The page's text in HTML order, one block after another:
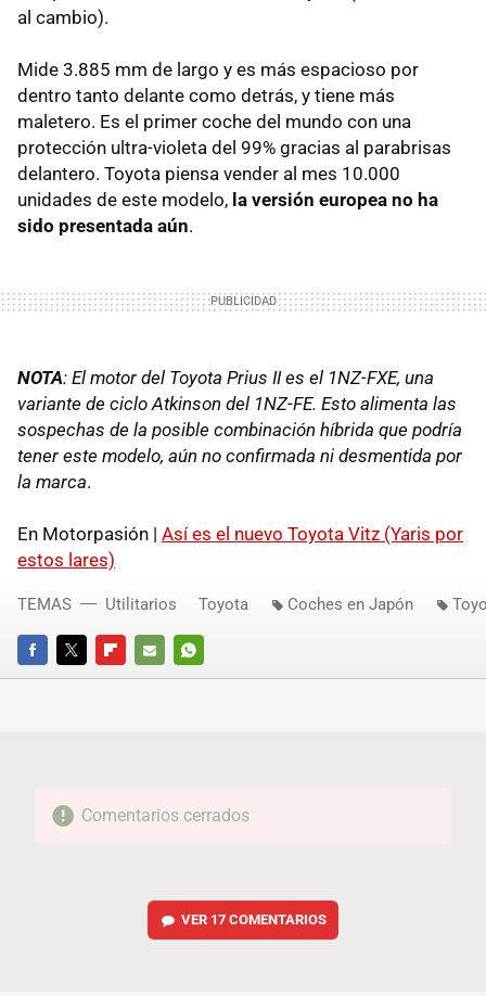
al cambio).
Mide 3.885 mm de largo y es más espacioso por
dentro tanto delante como detrás, y tiene más
maletero. Es el primer coche del mundo con una
protección ultra-violeta del 99% gracias al parabrisas
delantero. Toyota piensa vender al mes 10.000
unidades de este modelo, la versión europea no ha
sido presentada aún.
NOTA: El motor del Toyota Prius II es el 1NZ-FXE, una
variante de ciclo Atkinson del 1NZ-FE. Esto alimenta las
sospechas de la posible combinación híbrida que podría
tener este modelo, aún no confirmada ni desmentida por
la marca.
En Motorpasión | Así es el nuevo Toyota Vitz (Yaris por
estos lares)
FACEBOOKTWITTERFLIPBOARD
E-
WHATSAPP
TEMAS Utilitarios Toyota Coches en Japón
Comentarios cerrados
VER 17 COMENTARIOS